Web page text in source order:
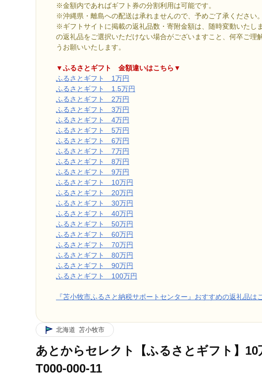
※金額内であればギフト券の分割利用は可能です。
※沖縄県・離島への配送は承れませんので、予めご了承ください。
※ギフトサイトに掲載の返礼品数・寄附金額は、随時変動いたし
の返礼品をご選択いただけない場合がございますこと、何卒ご理
うお願いいたします。
▼ふるさとギフト 金額違いはこちら▼
ふるさとギフト 1万円
ふるさとギフト 1.5万円
ふるさとギフト 2万円
ふるさとギフト 3万円
ふるさとギフト 4万円
ふるさとギフト 5万円
ふるさとギフト 6万円
ふるさとギフト 7万円
ふるさとギフト 8万円
ふるさとギフト 9万円
ふるさとギフト 10万円
ふるさとギフト 20万円
ふるさとギフト 30万円
ふるさとギフト 40万円
ふるさとギフト 50万円
ふるさとギフト 60万円
ふるさとギフト 70万円
ふるさとギフト 80万円
ふるさとギフト 90万円
ふるさとギフト 100万円
『苫小牧市ふるさと納税サポートセンター』おすすめの返礼品は
北海道 苫小牧市
あとからセレクト【ふるさとギフト】
T000-000-11